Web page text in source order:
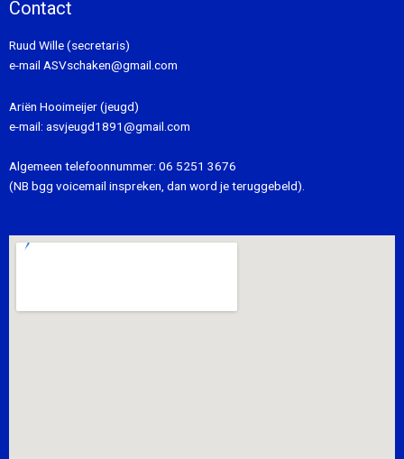
Contact
Ruud Wille (secretaris)
e-mail ASVschaken@gmail.com
Ariën Hooimeijer (jeugd)
e-mail: asvjeugd1891@gmail.com
Algemeen telefoonnummer: 06 5251 3676
(NB bgg voicemail inspreken, dan word je teruggebeld).